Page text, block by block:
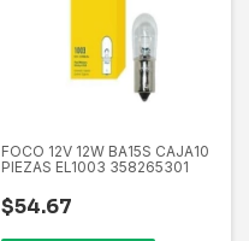
FOCO 12V 12W BA15S CAJA10
PIEZAS EL1003 358265301
$54.67